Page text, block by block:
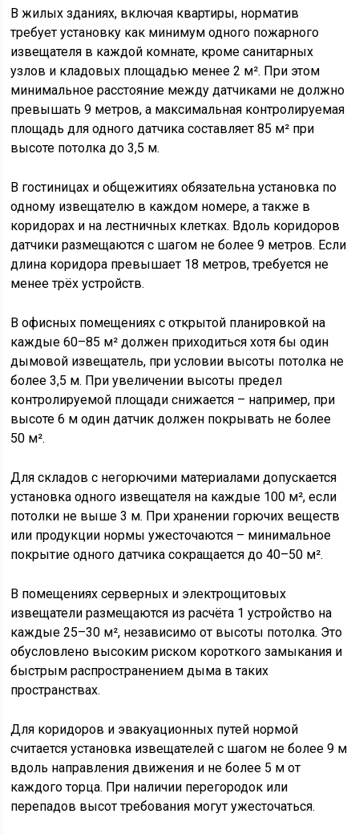
В жилых зданиях, включая квартиры, норматив
требует установку как минимум одного пожарного
извещателя в каждой комнате, кроме санитарных
узлов и кладовых площадью менее 2 м². При этом
минимальное расстояние между датчиками не должно
превышать 9 метров, а максимальная контролируемая
площадь для одного датчика составляет 85 м² при
высоте потолка до 3,5 м.
В гостиницах и общежитиях обязательна установка по
одному извещателю в каждом номере, а также в
коридорах и на лестничных клетках. Вдоль коридоров
датчики размещаются с шагом не более 9 метров. Если
длина коридора превышает 18 метров, требуется не
менее трёх устройств.
В офисных помещениях с открытой планировкой на
каждые 60–85 м² должен приходиться хотя бы один
дымовой извещатель, при условии высоты потолка не
более 3,5 м. При увеличении высоты предел
контролируемой площади снижается – например, при
высоте 6 м один датчик должен покрывать не более
50 м².
Для складов с негорючими материалами допускается
установка одного извещателя на каждые 100 м², если
потолки не выше 3 м. При хранении горючих веществ
или продукции нормы ужесточаются – минимальное
покрытие одного датчика сокращается до 40–50 м².
В помещениях серверных и электрощитовых
извещатели размещаются из расчёта 1 устройство на
каждые 25–30 м², независимо от высоты потолка. Это
обусловлено высоким риском короткого замыкания и
быстрым распространением дыма в таких
пространствах.
Для коридоров и эвакуационных путей нормой
считается установка извещателей с шагом не более 9 м
вдоль направления движения и не более 5 м от
каждого торца. При наличии перегородок или
перепадов высот требования могут ужесточаться.